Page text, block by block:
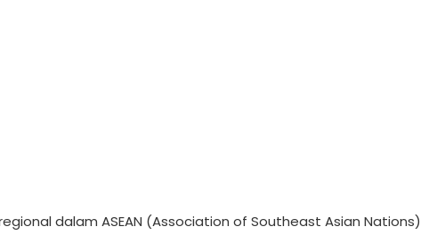
dalam ASEAN (Association of Southeast Asian Nations)